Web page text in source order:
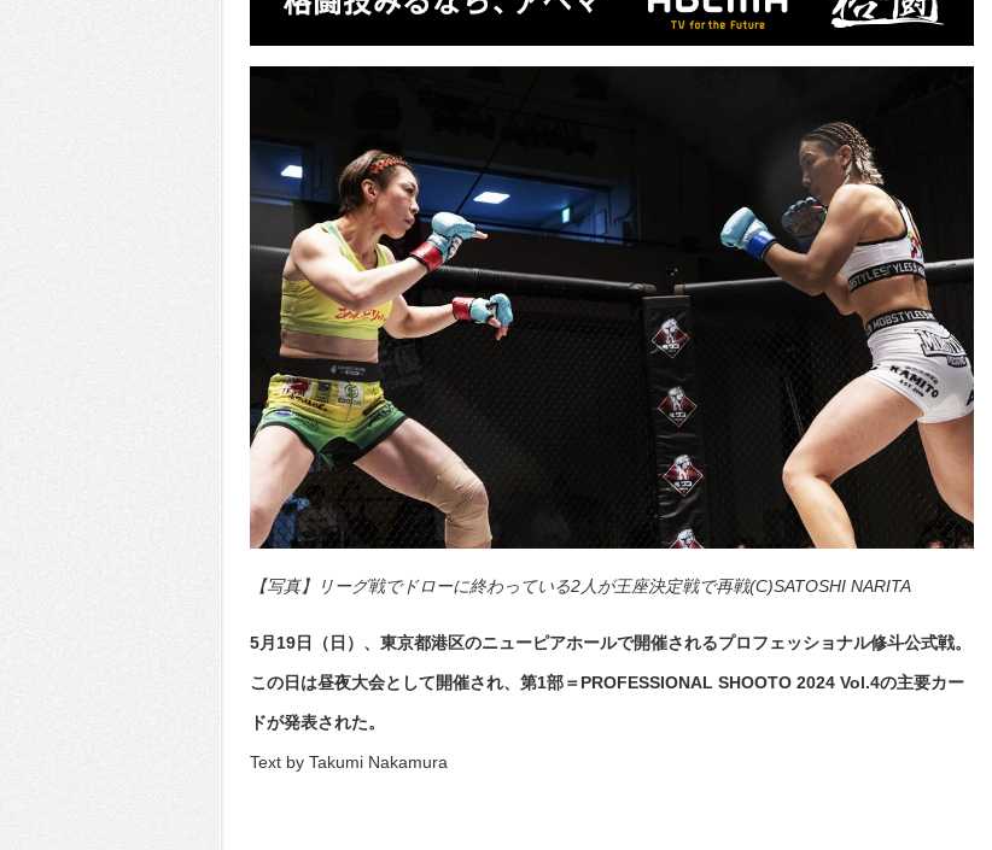
【写真】リーグ戦でドローに終わっている2人が王座決定戦で再戦(C)SATOSHI NARITA
5月19日（日）、東京都港区のニューピアホールで開催されるプロフェッショナル修斗公式戦。
この日は昼夜大会として開催され、第1部＝PROFESSIONAL SHOOTO 2024 Vol.4の主要カー
ドが発表された。
Text by Takumi Nakamura